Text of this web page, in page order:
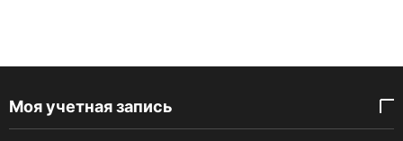
Моя учетная запись